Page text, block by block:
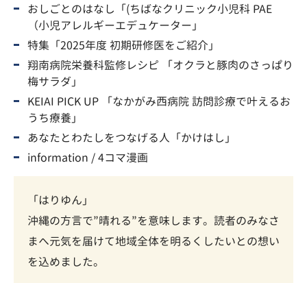
おしごとのはなし「(ちばなクリニック小児科 PAE
（小児アレルギーエデュケーター」
特集「2025年度 初期研修医をご紹介」
翔南病院栄養科監修レシピ 「オクラと豚肉のさっぱり
梅サラダ」
KEIAI PICK UP 「なかがみ西病院 訪問診療で叶えるお
うち療養」
あなたとわたしをつなげる人「かけはし」
information / 4コマ漫画
「はりゆん」
沖縄の方言で”晴れる”を意味します。読者のみなさ
まへ元気を届けて地域全体を明るくしたいとの想い
を込めました。